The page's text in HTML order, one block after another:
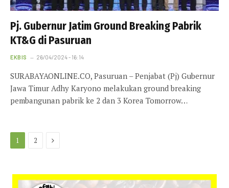
Pj. Gubernur Jatim Ground Breaking Pabrik
KT&G di Pasuruan
EKBIS 26/04/2024 - 16:14
SURABAYAONLINE.CO, Pasuruan – Penjabat (Pj) Gubernur
Jawa Timur Adhy Karyono melakukan ground breaking
pembangunan pabrik ke 2 dan 3 Korea Tomorrow…
1 2 Next